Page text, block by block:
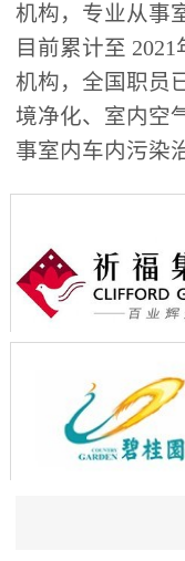
机构，专业从事
目前累计至
机构，全国职员
境净化、室内空
事室内车内污染